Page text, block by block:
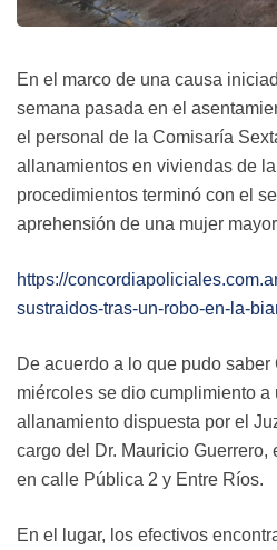
En el marco de una causa
semana pasada en el
el personal de la Comisaría
allanamientos en viviendas de
procedimientos terminó con el
aprehensión de una mujer
https://
sustraidos-tras-un-robo-en-la-
De acuerdo a lo que pudo
miércoles se dio cumplimiento a
allanamiento dispuesta por el
cargo del Dr. Mauricio
en calle Pública 2 y Entre Ríos.
En el lugar, los efectivos